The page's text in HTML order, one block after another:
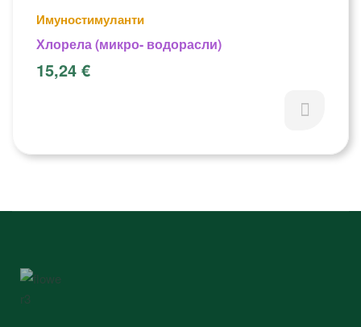
Имуностимуланти
Хлорела (микро- водорасли)
15,24 €